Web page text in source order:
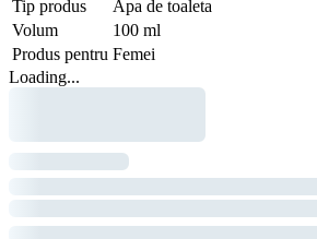
Tip produs
Apa de toaleta
Volum
100 ml
Produs pentru Femei
Loading...